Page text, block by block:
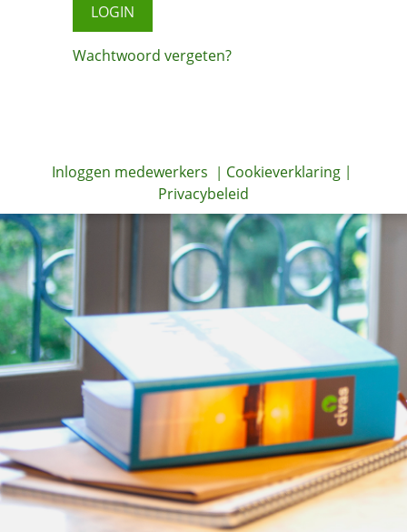
LOGIN
Wachtwoord vergeten?
Inloggen medewerkers | Cookieverklaring |
Privacybeleid